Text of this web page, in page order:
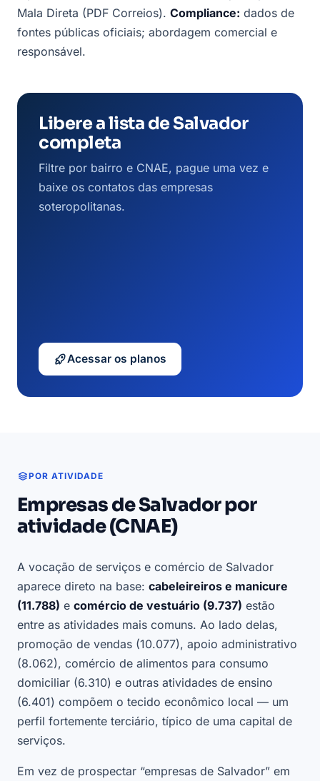
Mala Direta (PDF Correios). Compliance: dados de
fontes públicas oficiais; abordagem comercial e
responsável.
Libere a lista de Salvador
completa
Filtre por bairro e CNAE, pague uma vez e
baixe os contatos das empresas
soteropolitanas.
Acessar os planos
POR ATIVIDADE
Empresas de Salvador por
atividade (CNAE)
A vocação de serviços e comércio de Salvador
aparece direto na base: cabeleireiros e manicure
(11.788) e comércio de vestuário (9.737) estão
entre as atividades mais comuns. Ao lado delas,
promoção de vendas (10.077), apoio administrativo
(8.062), comércio de alimentos para consumo
domiciliar (6.310) e outras atividades de ensino
(6.401) compõem o tecido econômico local — um
perfil fortemente terciário, típico de uma capital de
serviços.
Em vez de prospectar “empresas de Salvador” em